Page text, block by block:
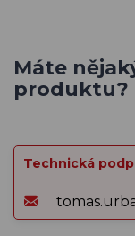
Máte
produktu?
Technická